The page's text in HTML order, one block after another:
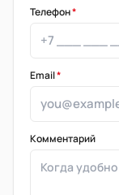
Телефон*
Email*
Комментарий